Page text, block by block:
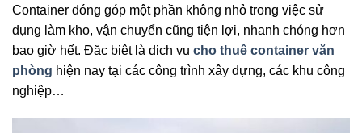
Container đóng góp một phần không nhỏ trong việc sử
dụng làm kho, vận chuyển cũng tiện lợi, nhanh chóng hơn
bao giờ hết. Đặc biệt là dịch vụ cho thuê container văn
phòng hiện nay tại các công trình xây dựng, các khu công
nghiệp…